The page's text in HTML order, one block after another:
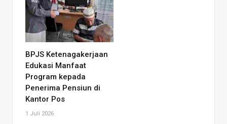
BPJS Ketenagakerjaan
Edukasi Manfaat
Program kepada
Penerima Pensiun di
Kantor Pos
1 Juli 2026